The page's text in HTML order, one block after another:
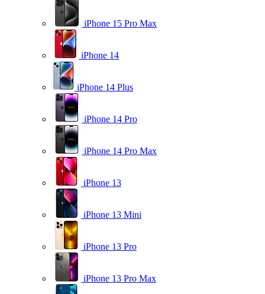
iPhone 15 Pro Max
iPhone 14
iPhone 14 Plus
iPhone 14 Pro
iPhone 14 Pro Max
iPhone 13
iPhone 13 Mini
iPhone 13 Pro
iPhone 13 Pro Max